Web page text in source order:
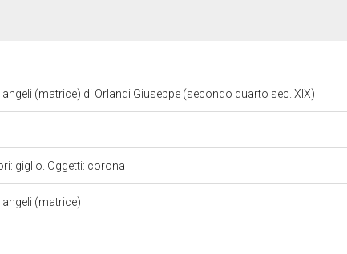
(matrice) di Orlandi Giuseppe (secondo quarto sec. XIX)
giglio. Oggetti: corona
(matrice)